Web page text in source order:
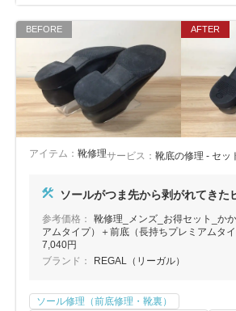
アイテム： 靴修理サービス： 靴底の修理 - セッ
ソールがつま先から剥がれてきた
参考価格：
靴修理_メンズ_お得セット_か
アムタイプ）＋前底（長持ちプレミアムタ
7,040円
ブランド：
REGAL（リーガル）
ソール修理（前底修理・靴裏）